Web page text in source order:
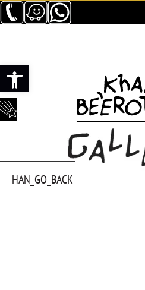
Apri la barra degli strumenti
HAN_GO_BACK